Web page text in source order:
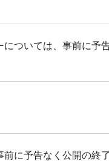
ついては、事前に予
に予告なく公開の終